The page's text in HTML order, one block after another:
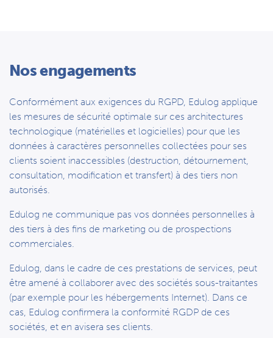
Nos engagements
Conformément aux exigences du RGPD, Edulog applique
les mesures de sécurité optimale sur ces architectures
technologique (matérielles et logicielles) pour que les
données à caractères personnelles collectées pour ses
clients soient inaccessibles (destruction, détournement,
consultation, modification et transfert) à des tiers non
autorisés.
Edulog ne communique pas vos données personnelles à
des tiers à des fins de marketing ou de prospections
commerciales.
Edulog, dans le cadre de ces prestations de services, peut
être amené à collaborer avec des sociétés sous-traitantes
(par exemple pour les hébergements Internet). Dans ce
cas, Edulog confirmera la conformité RGDP de ces
sociétés, et en avisera ses clients.